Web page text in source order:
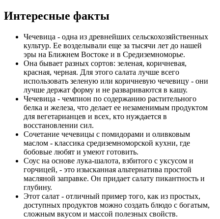
Интересные факты
Чечевица - одна из древнейших сельскохозяйственных
культур. Ее возделывали еще за тысячи лет до нашей
эры на Ближнем Востоке и в Средиземноморье.
Она бывает разных сортов: зеленая, коричневая,
красная, черная. Для этого салата лучше всего
использовать зеленую или коричневую чечевицу - они
лучше держат форму и не развариваются в кашу.
Чечевица - чемпион по содержанию растительного
белка и железа, что делает ее незаменимым продуктом
для вегетарианцев и всех, кто нуждается в
восстановлении сил.
Сочетание чечевицы с помидорами и оливковым
маслом - классика средиземноморской кухни, где
бобовые любят и умеют готовить.
Соус на основе лука-шалота, взбитого с уксусом и
горчицей, - это изысканная альтернатива простой
масляной заправке. Он придает салату пикантность и
глубину.
Этот салат - отличный пример того, как из простых,
доступных продуктов можно создать блюдо с богатым,
сложным вкусом и массой полезных свойств.